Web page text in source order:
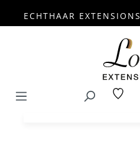
ECHTHAAR EXTENSIONS